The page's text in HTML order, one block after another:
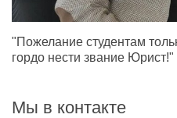
"Пожелание студентам
гордо нести звание Юрист!"
Мы в контакте